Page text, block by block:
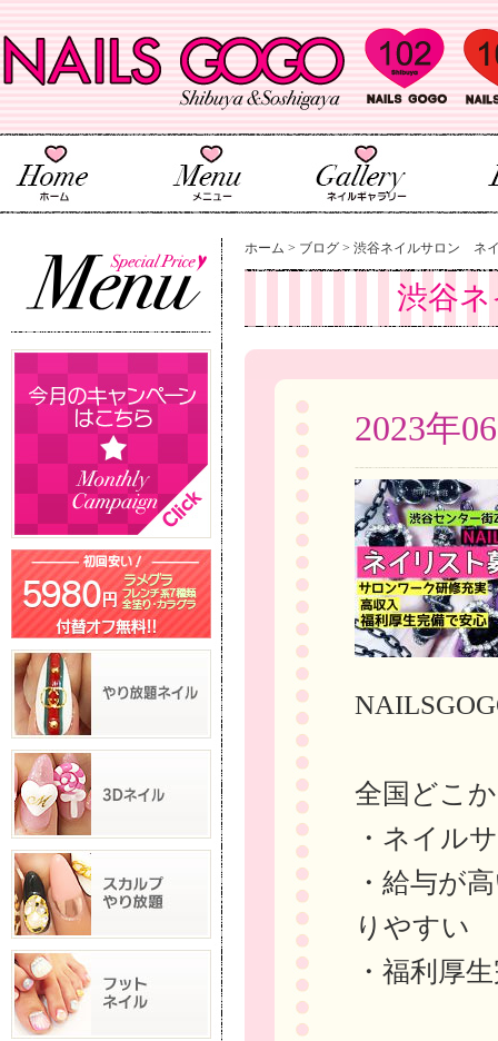
ホーム > ブログ > 渋谷ネイルサロン ネ
渋谷
2023年
全国どこ
・ネイル
・給与が
りやすい
・福利厚